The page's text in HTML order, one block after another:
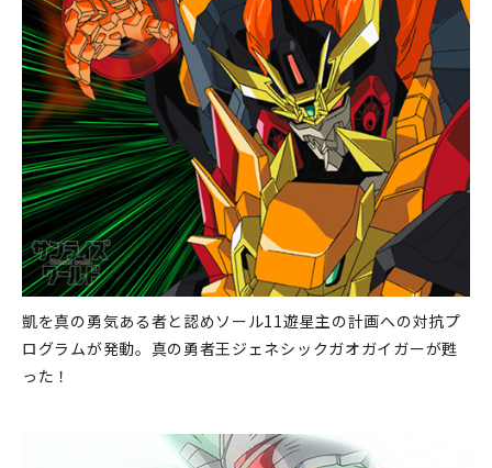
凱を真の勇気ある者と認めソール11遊星主の計画への対抗プ
ログラムが発動。真の勇者王ジェネシックガオガイガーが甦
った！